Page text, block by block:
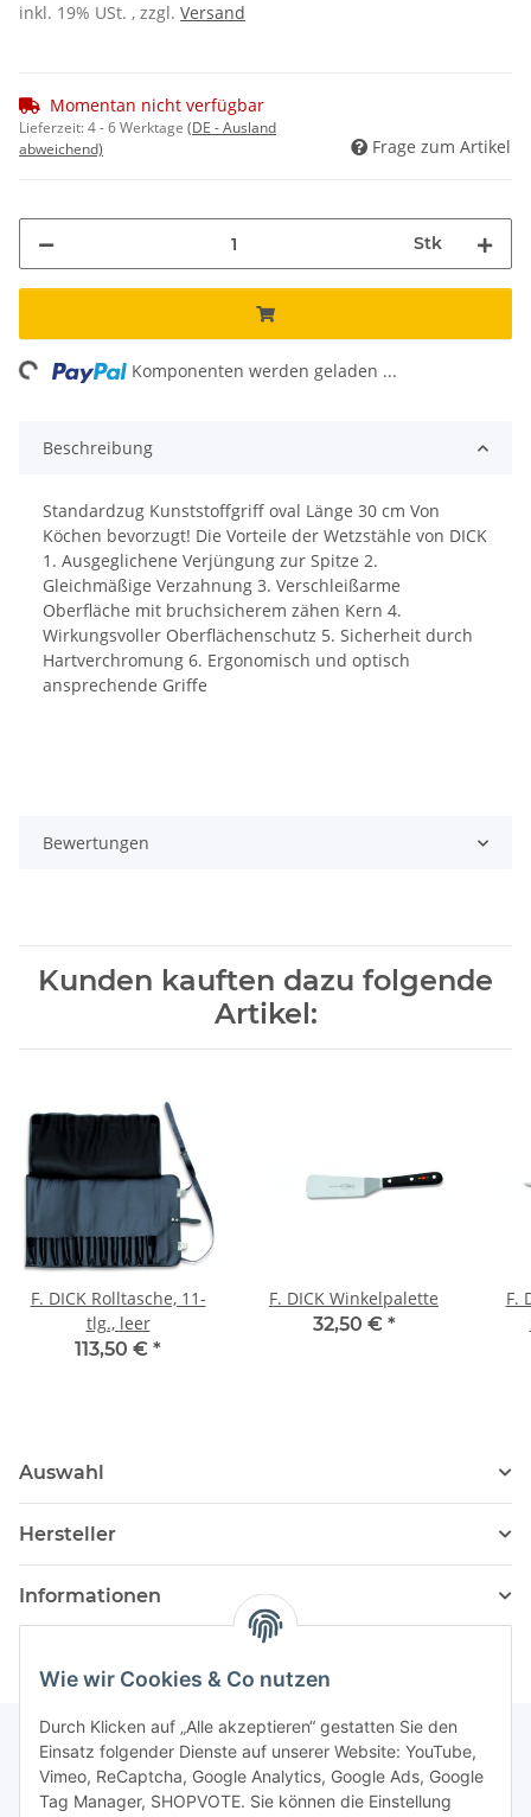
Wie wir Cookies & Co nutzen
Durch Klicken auf „Alle akzeptieren“ gestatten Sie den
Einsatz folgender Dienste auf unserer Website: YouTube,
Vimeo, ReCaptcha, Google Analytics, Google Ads, Google
Tag Manager, SHOPVOTE. Sie können die Einstellung
inkl. 19% USt. , zzgl. Versand
Momentan nicht verfügbar
Lieferzeit:4 - 6 Werktage (DE - Ausland
abweichend)
Frage zum Artikel
Stk
Komponenten werden geladen ...
Beschreibung
Standardzug Kunststoffgriff oval Länge 30 cm Von
Köchen bevorzugt! Die Vorteile der Wetzstähle von DICK
1. Ausgeglichene Verjüngung zur Spitze 2.
Gleichmäßige Verzahnung 3. Verschleißarme
Oberfläche mit bruchsicherem zähen Kern 4.
Wirkungsvoller Oberflächenschutz 5. Sicherheit durch
Hartverchromung 6. Ergonomisch und optisch
ansprechende Griffe
Bewertungen
Kunden kauften dazu folgende
Artikel:
F. DICK Rolltasche, 11-
tlg., leer
113,50 € *
F. DICK Winkelpalette
32,50 € *
F.
Auswahl
Hersteller
Informationen
Newsletter Abonnieren